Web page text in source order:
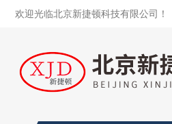
欢迎光临北京新捷顿科技有限公司！